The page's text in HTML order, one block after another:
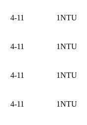
4-11 1NTU
4-11 1NTU
4-11 1NTU
4-11 1NTU